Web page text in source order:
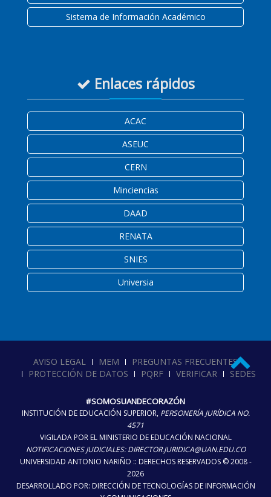
Sistema de Información Académico
Enlaces rápidos
ACAC
ASEUC
CERN
Minciencias
DAAD
RENATA
SNIES
Universia
AVISO LEGAL MEM
PREGUNTAS FRECUENTES
PROTECCIÓN DE DATOS
PQRF VERIFICAR SEDES
#SOMOSUANDECORAZÓN
INSTITUCIÓN DE EDUCACIÓN SUPERIOR, PERSONERÍA JURÍDICA NO.
4571
VIGILADA POR EL MINISTERIO DE EDUCACIÓN NACIONAL
NOTIFICACIONES JUDICIALES: DIRECTOR.JURIDICA@UAN.EDU.CO
UNIVERSIDAD ANTONIO NARIÑO :: DERECHOS RESERVADOS © 2008 -
2026
DESARROLLADO POR: DIRECCIÓN DE TECNOLOGÍAS DE INFORMACIÓN